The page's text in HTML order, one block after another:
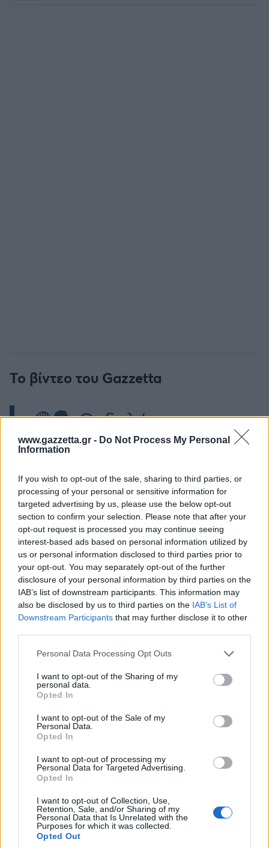
www.gazzetta.gr - Do Not Process My Personal
Information
If you wish to opt-out of the sale, sharing to third parties, or
processing of your personal or sensitive information for
targeted advertising by us, please use the below opt-out
section to confirm your selection. Please note that after your
opt-out request is processed you may continue seeing
interest-based ads based on personal information utilized by
us or personal information disclosed to third parties prior to
your opt-out. You may separately opt-out of the further
disclosure of your personal information by third parties on the
IAB’s list of downstream participants. This information may
also be disclosed by us to third parties on the IAB’s List of
Downstream Participants that may further disclose it to other
Please note that this website/app uses one or more Google
not limited to your visit or usage behaviour. You may click to
grant or deny consent to Google and its third-party tags to
use your data for below specified purposes in below Google
consent section.
Personal Data Processing Opt Outs
I want to opt-out of the Sharing of my
personal data.
Opted In
I want to opt-out of the Sale of my
Personal Data.
Opted In
I want to opt-out of processing my
Personal Data for Targeted Advertising.
Opted In
I want to opt-out of Collection, Use,
Retention, Sale, and/or Sharing of my
Personal Data that Is Unrelated with the
Purposes for which it was collected.
Opted Out
Το βίντεο του Gazzetta
🔴🗣️ Οι δηλώσεις του
Γιώργου Μπαρτζώκα
μια μέρα πριν τη πρώτη
μάχη με τη
Μονακό!#OlympiacosBC
pic.twitter.com/
— gazzetta.gr
(@gazzetta_gr)April
27, 2026
@Photo credits:eurokinissi
Διάβασε όλα τατελευταία νέατης αθλητικής
επικαιρότητας. Μάθε για όλους τους
εβδομάδας μέσα από το υπερπλήρες Πρόγραμμα TV του
Gazzetta. Ακολούθησέ μας και στοGoogle News.